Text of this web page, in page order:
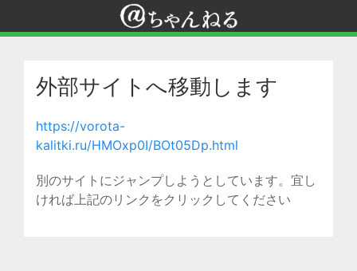
外部サイトへ移動します
https://vorota-
kalitki.ru/HMOxp0I/BOt05Dp.html
別のサイトにジャンプしようとしています。宜し
ければ上記のリンクをクリックしてください